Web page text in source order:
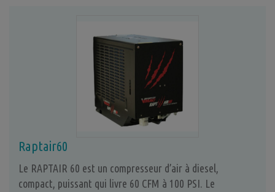
Raptair60
Le RAPTAIR 60 est un compresseur d’air à diesel,
compact, puissant qui livre 60 CFM à 100 PSI. Le